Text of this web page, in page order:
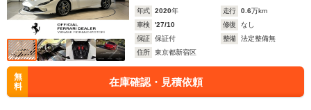
年式 2020年 走行 0.6万km
車検
'27/10 修復
なし
保証
保証付 整備
法定整備無
住所
東京都新宿区
無
料
在庫確認・見積依頼